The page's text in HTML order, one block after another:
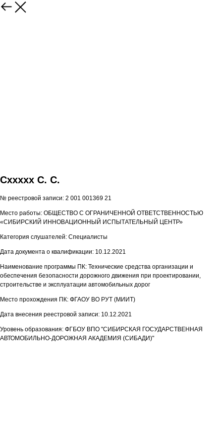
Сxxxxx С. С.
№ реестровой записи: 2 001 001369 21
Место работы: ОБЩЕСТВО С ОГРАНИЧЕННОЙ ОТВЕТСТВЕННОСТЬЮ
«СИБИРСКИЙ ИННОВАЦИОННЫЙ ИСПЫТАТЕЛЬНЫЙ ЦЕНТР»
Категория слушателей: Специалисты
Дата документа о квалификации: 10.12.2021
Наименование программы ПК: Технические средства организации и
обеспечения безопасности дорожного движения при проектировании,
строительстве и эксплуатации автомобильных дорог
Место прохождения ПК: ФГАОУ ВО РУТ (МИИТ)
Дата внесения реестровой записи: 10.12.2021
Уровень образования: ФГБОУ ВПО "СИБИРСКАЯ ГОСУДАРСТВЕННАЯ
АВТОМОБИЛЬНО-ДОРОЖНАЯ АКАДЕМИЯ (СИБАДИ)"